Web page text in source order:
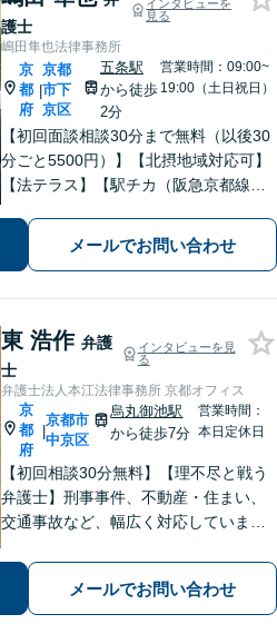
護士
インタビューを
見る
嶋田隼也法律事務所
京
都
府
|
京都
市下
京区
五条駅
から徒歩
2分
営業時間：09:00~
19:00（土日祝日）
【初回面談相談30分まで無料（以後30
分ごと5500円）】【北摂地域対応可】
【法テラス】【駅チカ（阪急京都線烏
徒歩４分、地下鉄五条駅１番出口徒歩
２分】丁寧にわかりやすく説明。オン
メールでお問い合わせ
東 浩作 弁護
士
インタビューを見
る
弁護士法人本江法律事務所 京都オフィス
京
都
府
|
京都市
中京区
烏丸御池駅
から徒歩7分
営業時間：
本日定休日
【初回相談30分無料】【理不尽と戦う
弁護士】刑事事件、不動産・住まい、
交通事故など、幅広く対応していま
い、最善の結果を目指します。お困り
の場合は、お気軽に弁護士にご相談く
ださい。【電話・メール・WEB相談
メールでお問い合わせ